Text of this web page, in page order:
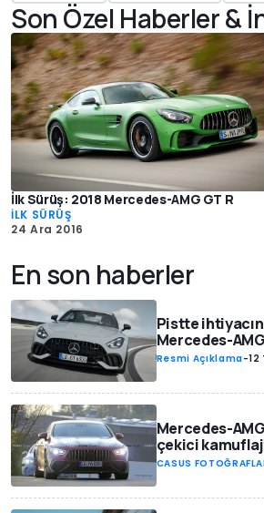
Son Özel Haberler &
İlk Sürüş: 2018 Mercedes-AMG GT R
İLK SÜRÜŞ
24 Ara 2016
En son haberler
Pistte
Mercedes-
Resmi Açıklama-12
Mercedes-
çekici
CASUS